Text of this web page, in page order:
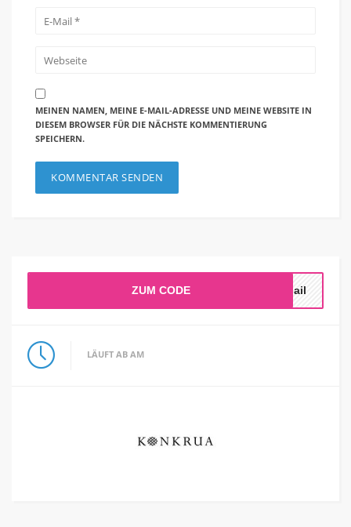
MEINEN NAMEN, MEINE E-MAIL-ADRESSE UND MEINE WEBSITE IN
DIESEM BROWSER FÜR DIE NÄCHSTE KOMMENTIERUNG
SPEICHERN.
ZUM CODE Mail
LÄUFT AB AM